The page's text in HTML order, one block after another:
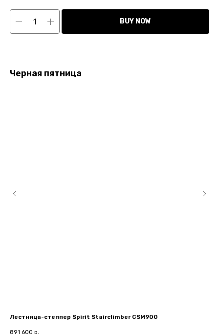
BUY NOW
Черная пятница
Лестница-степпер Spirit Stairclimber CSM900
891 600 р.